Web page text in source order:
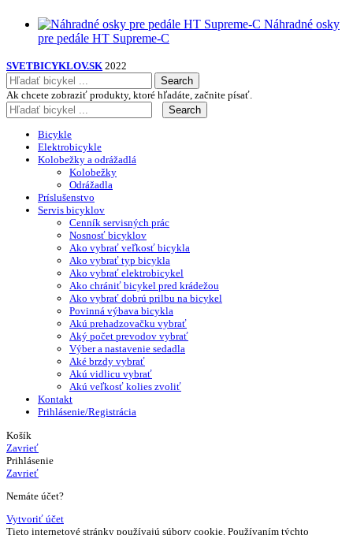
Náhradné osky
pre pedále HT Supreme-C
SVETBICYKLOV.SK 2022
Search
Ak chcete zobraziť produkty, ktoré hľadáte, začnite písať.
Search
Bicykle
Elektrobicykle
Kolobežky a odrážadlá
Kolobežky
Odrážadla
Príslušenstvo
Servis bicyklov
Cenník servisných prác
Nosnosť bicyklov
Ako vybrať veľkosť bicykla
Ako vybrať typ bicykla
Ako vybrať elektrobicykel
Ako chrániť bicykel pred krádežou
Ako vybrať dobrú prilbu na bicykel
Povinná výbava bicykla
Akú prehadzovačku vybrať
Aký počet prevodov vybrať
Výber a nastavenie sedadla
Aké brzdy vybrať
Akú vidlicu vybrať
Akú veľkosť kolies zvoliť
Kontakt
Prihlásenie/Registrácia
Košík
Zavrieť
Prihlásenie
Zavrieť
Nemáte účet?
Vytvoriť účet
Tieto internetové stránky používajú súbory cookie. Používaním týchto